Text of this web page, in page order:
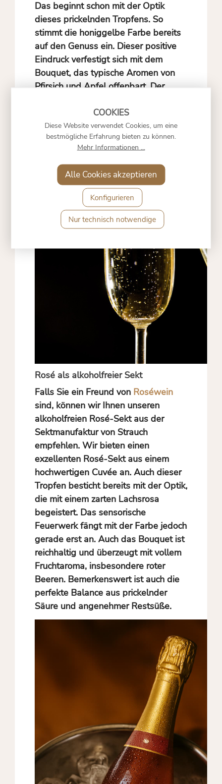
Das beginnt schon mit der Optik
dieses prickelnden Tropfens. So
stimmt die honiggelbe Farbe bereits
auf den Genuss ein. Dieser positive
Eindruck verfestigt sich mit dem
Bouquet, das typische Aromen von
Pfirsich und Apfel offenbart. Der
wird jedoch durch eine
ausgesprochen feine Perlage
aufgelockert, was für einen
harmonischen Genuss sorgt.
Rosé als alkoholfreier Sekt
Falls Sie ein Freund von Roséwein
sind, können wir Ihnen unseren
alkoholfreien Rosé-Sekt aus der
Sektmanufaktur von Strauch
empfehlen. Wir bieten einen
exzellenten Rosé-Sekt aus einem
hochwertigen Cuvée an. Auch dieser
Tropfen besticht bereits mit der Optik,
die mit einem zarten Lachsrosa
begeistert. Das sensorische
Feuerwerk fängt mit der Farbe jedoch
gerade erst an. Auch das Bouquet ist
reichhaltig und überzeugt mit vollem
Fruchtaroma, insbesondere roter
Beeren. Bemerkenswert ist auch die
perfekte Balance aus prickelnder
Säure und angenehmer Restsüße.
Diese Website verwendet Cookies, um eine
bestmögliche Erfahrung bieten zu können.
Mehr Informationen ...
Nur technisch notwendige
Konfigurieren
Alle Cookies akzeptieren